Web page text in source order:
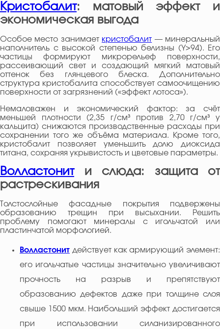
Кристобалит: матовый эффект и
экономическая выгода
Особое место занимает кристобалит — минеральный
наполнитель с высокой степенью белизны (Y>94). Его
частицы формируют микрорельеф поверхности,
рассеивающий свет и создающий мягкий матовый
оттенок без глянцевого блеска. Дополнительно
структура кристобалита способствует самоочищению
поверхности от загрязнений («эффект лотоса»).
Немаловажен и экономический фактор: за счёт
меньшей плотности (2,35 г/см³ против 2,70 г/см³ у
кальцита) снижаются производственные расходы при
сохранении того же объёма материала. Кроме того,
кристобалит позволяет уменьшить долю диоксида
титана, сохраняя укрывистость и цветовые параметры.
Волластонити слюда: защита от
растрескивания
Толстослойные фасадные покрытия подвержены
образованию трещин при высыхании. Решить
проблему помогают минералы с игольчатой или
пластинчатой морфологией.
Волластонит действует как армирующий элемент:
его игольчатые частицы значительно увеличивают
прочность на разрыв и препятствуют
образованию дефектов даже при толщине слоя
свыше 1500 мкм. Наибольший эффект достигается
при использовании силанизированного